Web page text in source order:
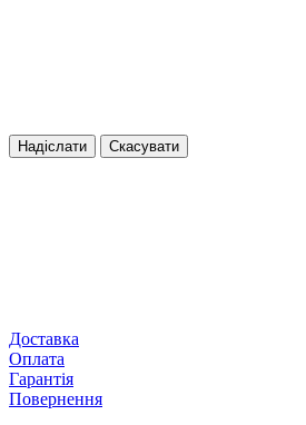
Надіслати Скасувати
Доставка
Оплата
Гарантія
Повернення